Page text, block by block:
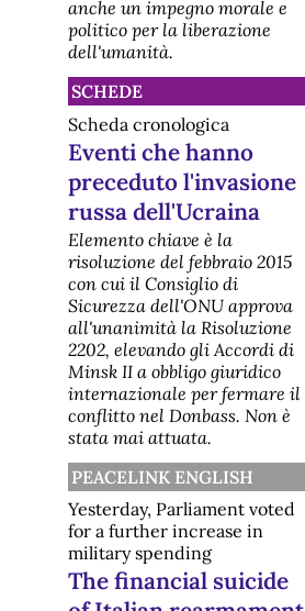
anche un impegno morale e
politico per la liberazione
dell'umanità.
SCHEDE
Scheda cronologica
Eventi che hanno
preceduto l'invasione
russa dell'Ucraina
Elemento chiave è la
risoluzione del febbraio 2015
con cui il Consiglio di
Sicurezza dell'ONU approva
all'unanimità la Risoluzione
2202, elevando gli Accordi di
Minsk II a obbligo giuridico
internazionale per fermare il
conflitto nel Donbass. Non è
stata mai attuata.
PEACELINK ENGLISH
Yesterday, Parliament voted
for a further increase in
military spending
The financial suicide